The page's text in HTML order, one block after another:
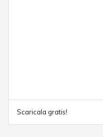
Scaricala gratis!